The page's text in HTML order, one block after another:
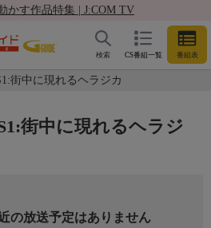
かす作品特集 | J:COM TV
CS番組一覧 番組表
検索
街中に現れるヘラジカ
街中に現れるヘラジ
の放送予定はありません